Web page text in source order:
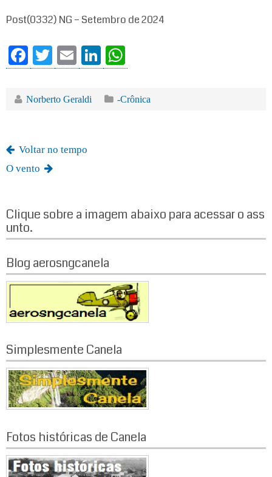
Post(0332) NG – Setembro de 2024
Fa
ce
bo
T
wi
tte
E
m
ail
Li
nk
ed
ha
ts
Norberto Geraldi -Crônica
Voltar no tempo
O vento
Clique sobre a imagem abaixo para acessar o ass
unto.
Blog aerosngcanela
Simplesmente Canela
Fotos históricas de Canela